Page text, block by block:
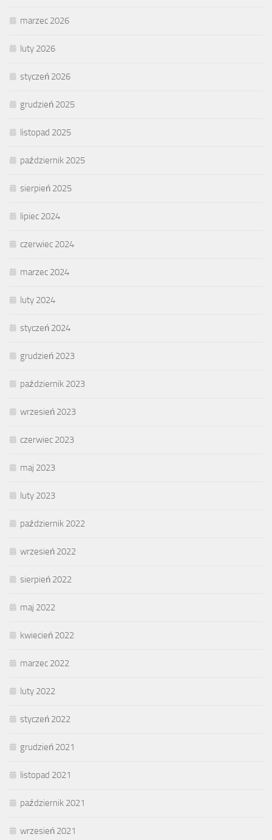
marzec 2026
luty 2026
styczeń 2026
grudzień 2025
listopad 2025
październik 2025
sierpień 2025
lipiec 2024
czerwiec 2024
marzec 2024
luty 2024
styczeń 2024
grudzień 2023
październik 2023
wrzesień 2023
czerwiec 2023
maj 2023
luty 2023
październik 2022
wrzesień 2022
sierpień 2022
maj 2022
kwiecień 2022
marzec 2022
luty 2022
styczeń 2022
grudzień 2021
listopad 2021
październik 2021
wrzesień 2021